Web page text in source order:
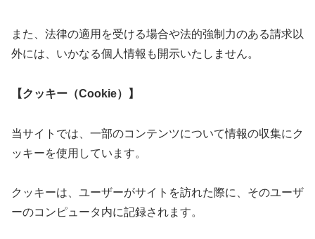
また、法律の適用を受ける場合や法的強制力のある請求以
外には、いかなる個人情報も開示いたしません。
【クッキー（Cookie）】
当サイトでは、一部のコンテンツについて情報の収集にク
ッキーを使用しています。
クッキーは、ユーザーがサイトを訪れた際に、そのユーザ
ーのコンピュータ内に記録されます。